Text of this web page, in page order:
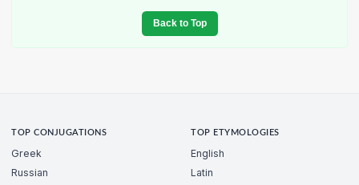
Back to Top
TOP CONJUGATIONS
Greek
Russian
TOP ETYMOLOGIES
English
Latin